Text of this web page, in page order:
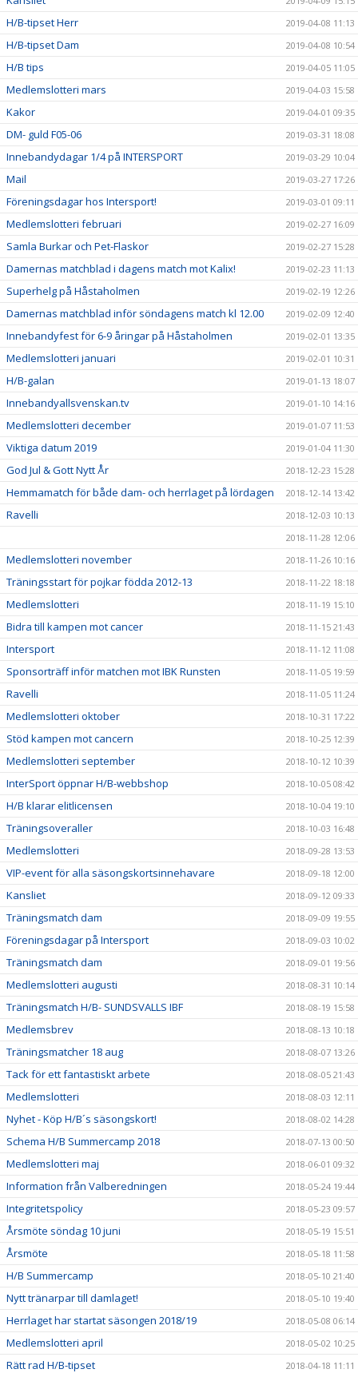
H/B-tipset Herr 2019-04-08 11:13
H/B-tipset Dam 2019-04-08 10:54
H/B tips 2019-04-05 11:05
Medlemslotteri mars 2019-04-03 15:58
Kakor 2019-04-01 09:35
DM- guld F05-06 2019-03-31 18:08
Innebandydagar 1/4 på INTERSPORT 2019-03-29 10:04
Mail 2019-03-27 17:26
Föreningsdagar hos Intersport! 2019-03-01 09:11
Medlemslotteri februari 2019-02-27 16:09
Samla Burkar och Pet-Flaskor 2019-02-27 15:28
Damernas matchblad i dagens match mot Kalix! 2019-02-23 11:13
Superhelg på Håstaholmen 2019-02-19 12:26
Damernas matchblad inför söndagens match kl 12.00 2019-02-09 12:40
Innebandyfest för 6-9 åringar på Håstaholmen 2019-02-01 13:35
Medlemslotteri januari 2019-02-01 10:31
H/B-galan 2019-01-13 18:07
Innebandyallsvenskan.tv 2019-01-10 14:16
Medlemslotteri december 2019-01-07 11:53
Viktiga datum 2019 2019-01-04 11:30
God Jul & Gott Nytt År 2018-12-23 15:28
Hemmamatch för både dam- och herrlaget på lördagen 2018-12-14 13:42
Ravelli
2018-12-03 10:13
2018-11-28 12:06
Medlemslotteri november 2018-11-26 10:16
Träningsstart för pojkar födda 2012-13 2018-11-22 18:18
Medlemslotteri 2018-11-19 15:10
Bidra till kampen mot cancer 2018-11-15 21:43
Intersport 2018-11-12 11:08
Sponsorträff inför matchen mot IBK Runsten 2018-11-05 19:59
Ravelli 2018-11-05 11:24
Medlemslotteri oktober 2018-10-31 17:22
Stöd kampen mot cancern 2018-10-25 12:39
Medlemslotteri september 2018-10-12 10:39
InterSport öppnar H/B-webbshop 2018-10-05 08:42
H/B klarar elitlicensen 2018-10-04 19:10
Träningsoveraller 2018-10-03 16:48
Medlemslotteri 2018-09-28 13:53
VIP-event för alla säsongskortsinnehavare 2018-09-18 12:00
Kansliet 2018-09-12 09:33
Träningsmatch dam 2018-09-09 19:55
Föreningsdagar på Intersport 2018-09-03 10:02
Träningsmatch dam 2018-09-01 19:56
Medlemslotteri augusti 2018-08-31 10:14
Träningsmatch H/B- SUNDSVALLS IBF 2018-08-19 15:58
Medlemsbrev 2018-08-13 10:18
Träningsmatcher 18 aug 2018-08-07 13:26
Tack för ett fantastiskt arbete 2018-08-05 21:43
Medlemslotteri 2018-08-03 12:11
Nyhet - Köp H/B´s säsongskort! 2018-08-02 14:28
Schema H/B Summercamp 2018 2018-07-13 00:50
Medlemslotteri maj 2018-06-01 09:32
Information från Valberedningen 2018-05-24 19:44
Integritetspolicy 2018-05-23 09:57
Årsmöte söndag 10 juni 2018-05-19 15:51
Årsmöte 2018-05-18 11:58
H/B Summercamp 2018-05-10 21:40
Nytt tränarpar till damlaget! 2018-05-10 19:40
Herrlaget har startat säsongen 2018/19 2018-05-08 06:14
Medlemslotteri april 2018-05-02 10:25
Rätt rad H/B-tipset 2018-04-18 11:11